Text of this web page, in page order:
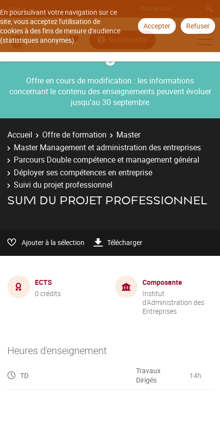
En poursuivant votre navigation sur ce
site, vous acceptez l'utilisation de
cookies à des fins de mesure d'audience
(statistiques anonymes).
Accepter Refuser
Aller à
Se connecter
Offre en cours de modification : les informations
concernant le contenu des enseignements peuvent évoluer
jusqu’au 30 septembre
Accueil Offre de formation
Master
Master Management et administration des entreprises
Parcours Double compétence et management général
Déployer ses compétences en entreprise
Suivi du projet professionnel
SUIVI DU PROJET PROFESSIONNEL
Ajouter à la sélection Télécharger
ECTS
0 crédits
Composante
Institut
d'Administration des
Entreprises
Heures d'enseignement
TD
Travaux
Dirigés
14h